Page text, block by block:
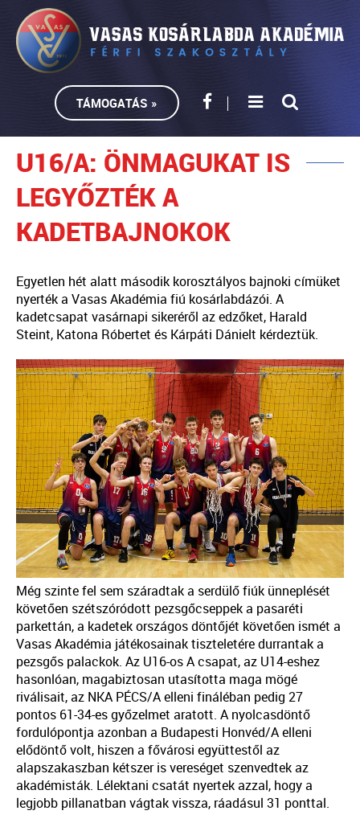
TÁMOGATÁS »
U16/A: ÖNMAGUKAT IS
LEGYŐZTÉK A
KADETBAJNOKOK
Egyetlen hét alatt második korosztályos bajnoki címüket
nyerték a Vasas Akadémia fiú kosárlabdázói. A
kadetcsapat vasárnapi sikeréről az edzőket, Harald
Steint, Katona Róbertet és Kárpáti Dánielt kérdeztük.
Még szinte fel sem száradtak a serdülő fiúk ünneplését
követően szétszóródott pezsgőcseppek a pasaréti
parkettán, a kadetek országos döntőjét követően ismét a
Vasas Akadémia játékosainak tiszteletére durrantak a
pezsgős palackok. Az U16-os A csapat, az U14-eshez
hasonlóan, magabiztosan utasította maga mögé
riválisait, az NKA PÉCS/A elleni fináléban pedig 27
pontos 61-34-es győzelmet aratott. A nyolcasdöntő
fordulópontja azonban a Budapesti Honvéd/A elleni
elődöntő volt, hiszen a fővárosi együttestől az
alapszakaszban kétszer is vereséget szenvedtek az
akadémisták. Lélektani csatát nyertek azzal, hogy a
legjobb pillanatban vágtak vissza, ráadásul 31 ponttal.